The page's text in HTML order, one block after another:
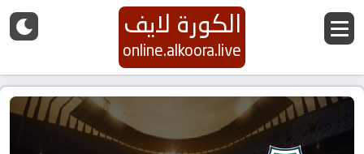
الكورة لايف
online.alkoora.live